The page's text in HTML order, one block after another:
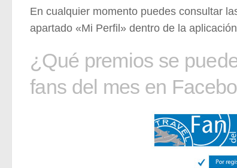
En cualquier momento puedes consultar
apartado «Mi Perfil» dentro de la
¿Qué premios se
fans del mes en